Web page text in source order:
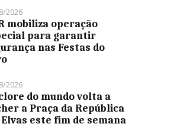
2026
mobiliza operação
para garantir
nas Festas do
2026
do mundo volta a
a Praça da República
este fim de semana